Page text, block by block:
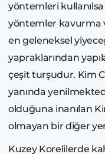
yöntemleri
yöntemler kavurma
en geleneksel
yapraklarından
çeşit turşudur. Kim
yanında
olduğuna inanılan
olmayan bir diğer
Kuzey Korelilerde